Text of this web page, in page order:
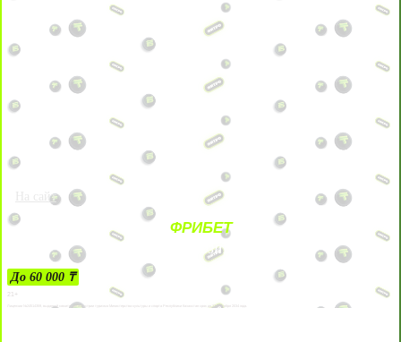
На сайт
ФРИБЕТ
ЗА ДЕПОЗИТЫ
До 60 000 ₸
21+
Лицензии №24514359, выданной комитетом индустрии туризма Министерства культуры и спорта Республики Казахстан срок до 27 сентября 2034 года.